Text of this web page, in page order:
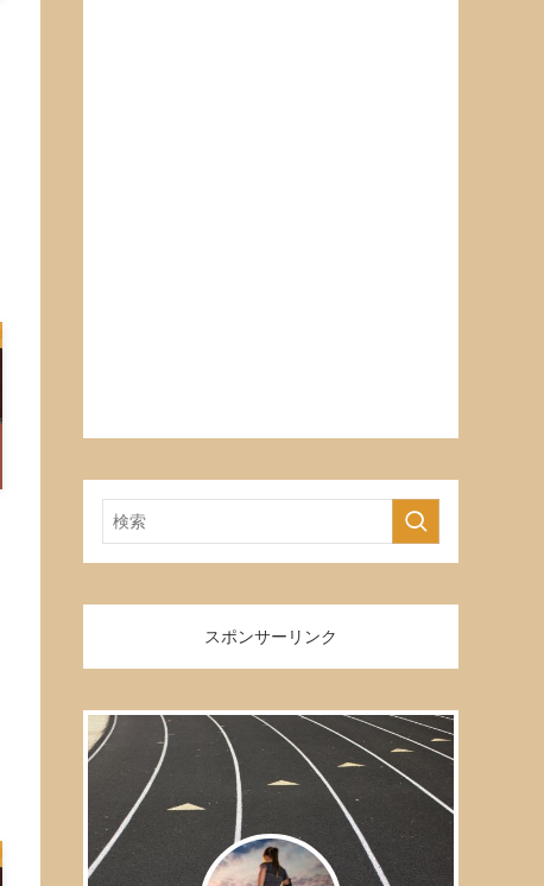
スポンサーリンク